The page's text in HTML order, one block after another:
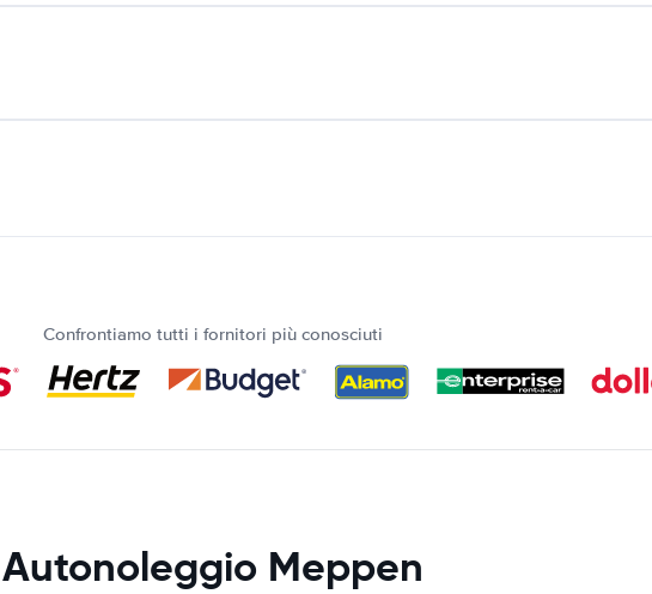
Confrontiamo tutti i fornitori più conosciuti
Autonoleggio Meppen